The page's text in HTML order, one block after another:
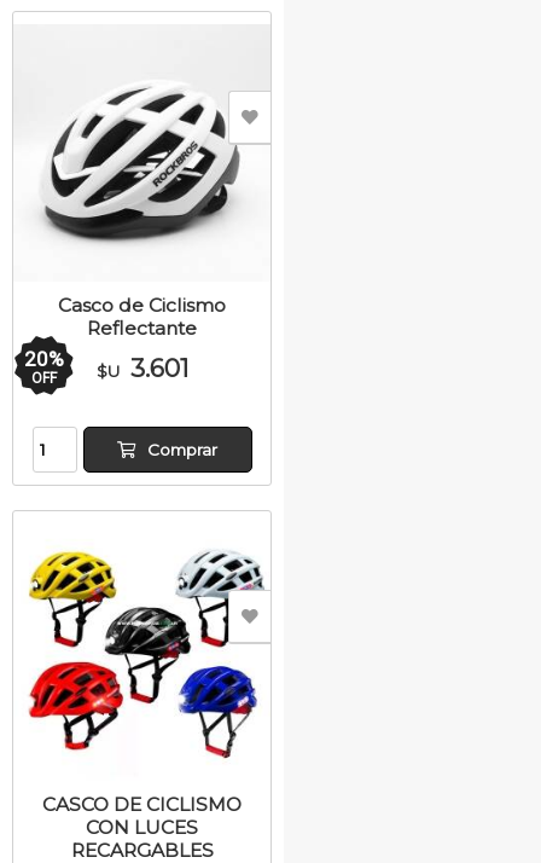
Casco de Ciclismo
Reflectante
20%
OFF $U 3.601
Comprar
CASCO DE CICLISMO
CON LUCES
RECARGABLES